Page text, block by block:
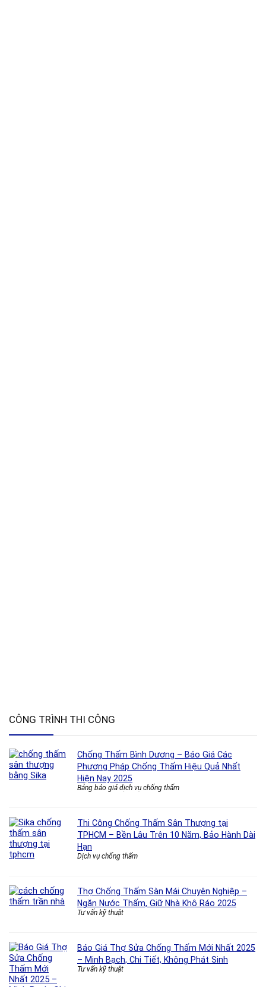
CÔNG TRÌNH THI CÔNG
Chống Thấm Bình Dương – Báo Giá Các
Phương Pháp Chống Thấm Hiệu Quả Nhất
Hiện Nay 2025
Bảng báo giá dịch vụ chống thấm
Thi Công Chống Thấm Sân Thượng tại
TPHCM – Bền Lâu Trên 10 Năm, Bảo Hành Dài
Hạn
Dịch vụ chống thấm
Thợ Chống Thấm Sàn Mái Chuyên Nghiệp –
Ngăn Nước Thấm, Giữ Nhà Khô Ráo 2025
Tư vấn kỹ thuật
Báo Giá Thợ Sửa Chống Thấm Mới Nhất 2025
– Minh Bạch, Chi Tiết, Không Phát Sinh
Tư vấn kỹ thuật